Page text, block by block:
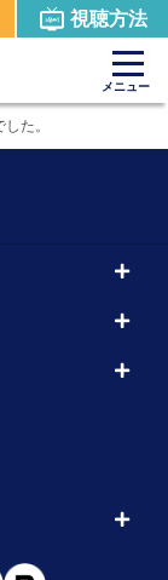
視聴方法
メニュー
た。